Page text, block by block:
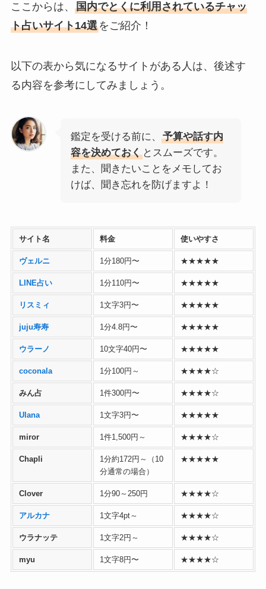
ここからは、 国内でとくに利用されているチャッ
ト占いサイト14選をご紹介！
以下の表から気になるサイトがある人は、後述す
る内容を参考にしてみましょう。
鑑定を受ける前に、
予算や話す内
容を決めておくとスムーズです。
また、聞きたいことをメモしてお
けば、聞き忘れを防げますよ！
サイト名 料金 使いやすさ
ヴェルニ 1分180円〜 ★★★★★
LINE占い 1分110円〜 ★★★★★
リスミィ 1文字3円〜 ★★★★★
juju寿寿 1分4.8円〜 ★★★★★
ウラーノ 10文字40円〜 ★★★★★
coconala 1分100円～ ★★★★☆
みん占 1件300円〜 ★★★★☆
Ulana 1文字3円〜 ★★★★★
miror 1件1,500円～ ★★★★☆
Chapli
1分約172円～（10
分通常の場合）
★★★★★
Clover 1分90～250円 ★★★★☆
アルカナ 1文字4pt～ ★★★★☆
ウラナッテ 1文字2円～ ★★★★☆
myu 1文字8円〜 ★★★★☆